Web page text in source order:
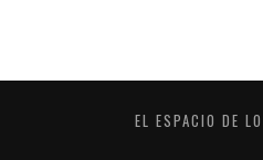
EL ESPACIO DE